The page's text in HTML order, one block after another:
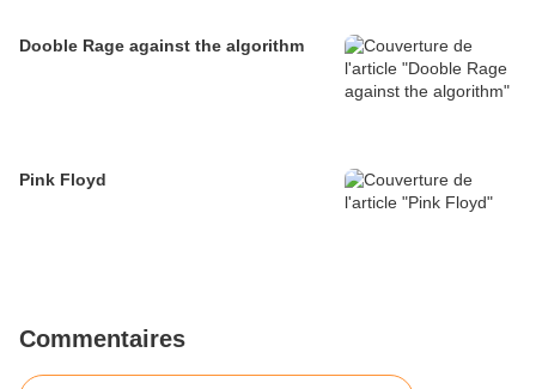
Dooble Rage against the algorithm
Pink Floyd
Commentaires